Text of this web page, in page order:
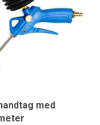
med